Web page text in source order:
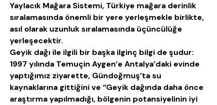
Yaylacık Mağara Sistemi, Türkiye mağara derinlik
sıralamasında önemli bir yere yerleşmekle birlikte,
asıl olarak uzunluk sıralamasında üçüncülüğe
yerleşecektir.
Geyik dağı ile ilgili bir başka ilginç bilgi de şudur:
1997 yılında Temuçin Aygen’e Antalya’daki evinde
yaptığımız ziyarette, Gündoğmuş’ta su
kaynaklarına gittiğini ve “Geyik dağında daha önce
araştırma yapılmadığı, bölgenin potansiyelinin iyi